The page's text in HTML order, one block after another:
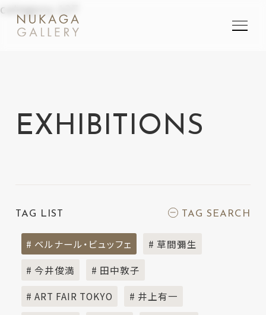
category-127
EXHIBITIONS
TAG LIST TAG SEARCH
# ベルナール・ビュッフェ # 草間彌生
# 今井俊満 # 田中敦子
# ART FAIR TOKYO # 井上有一